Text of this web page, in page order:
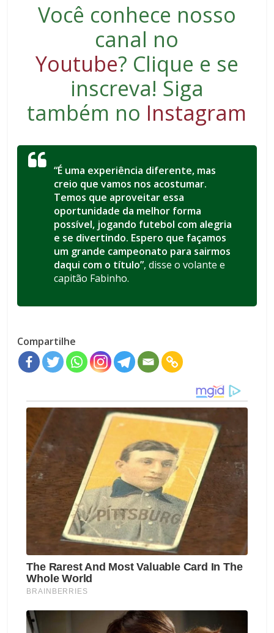
Você conhece nosso
canal no
Youtube? Clique e se
inscreva! Siga
também no Instagram
“É uma experiência diferente, mas
creio que vamos nos acostumar.
Temos que aproveitar essa
oportunidade da melhor forma
possível, jogando futebol com alegria
e se divertindo. Espero que façamos
um grande campeonato para sairmos
daqui com o título”, disse o volante e
capitão Fabinho.
Compartilhe